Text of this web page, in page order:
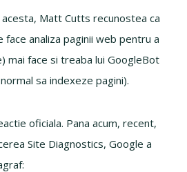
Matt Cutts recunostea ca
analiza paginii web pentru a
mai face si treaba lui GoogleBot
sa indexeze pagini).
oficiala. Pana acum, recent,
Site Diagnostics, Google a